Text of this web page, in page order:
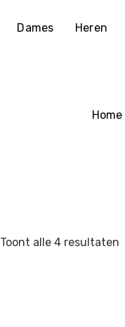
Dames Heren
Home
Toont alle 4 resultaten